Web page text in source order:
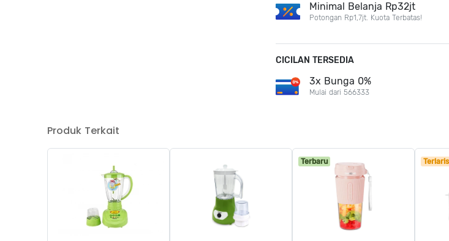
Minimal Belanja Rp32jt
Potongan Rp1,7jt. Kuota Terbatas!
CICILAN TERSEDIA
3x Bunga 0%
Mulai dari 566333
Produk Terkait
Terbaru Terlaris